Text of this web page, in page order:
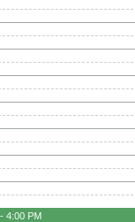
- 4:00 PM